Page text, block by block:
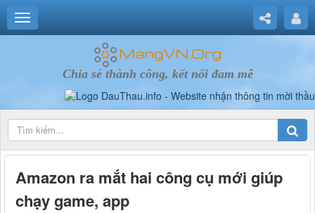
Chia sẻ thành công, kết nối đam mê
Amazon ra mắt hai công cụ mới giúp
chạy game, app